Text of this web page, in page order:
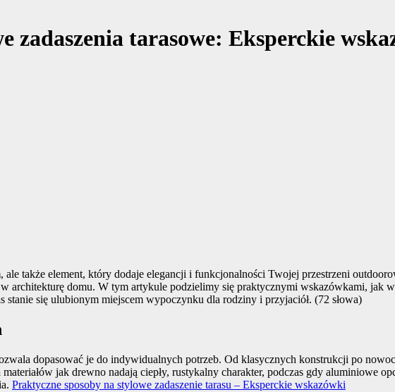
zadaszenia tarasowe: Eksperckie
ale także element, który dodaje elegancji i funkcjonalności Twojej przestrzeni
architekturę domu. W tym artykule podzielimy się praktycznymi wskazówkami, jak
się ulubionym miejscem wypoczynku dla rodziny i przyjaciół. (72 słowa)
dopasować je do indywidualnych potrzeb. Od klasycznych konstrukcji po
jak drewno nadają ciepły, rustykalny charakter, podczas gdy aluminiowe
Praktyczne sposoby na stylowe zadaszenie tarasu – Eksperckie wskazówki